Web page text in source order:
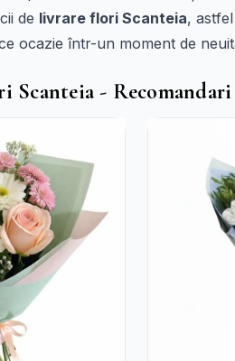
de livrare flori Scanteia,
ocazie într-un moment de
Scanteia - Recomandari